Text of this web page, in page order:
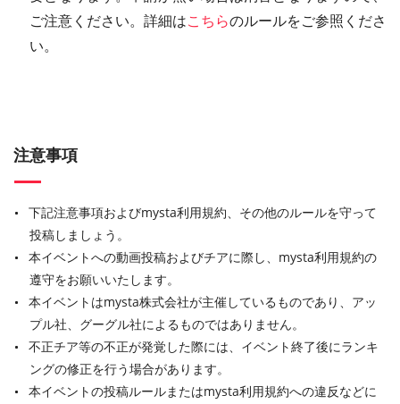
ご注意ください。詳細はこちらのルールをご参照くださ
い。
注意事項
下記注意事項およびmysta利用規約、その他のルールを守って
投稿しましょう。
本イベントへの動画投稿およびチアに際し、mysta利用規約の
遵守をお願いいたします。
本イベントはmysta株式会社が主催しているものであり、アッ
プル社、グーグル社によるものではありません。
不正チア等の不正が発覚した際には、イベント終了後にランキ
ングの修正を行う場合があります。
本イベントの投稿ルールまたはmysta利用規約への違反などに